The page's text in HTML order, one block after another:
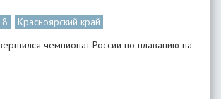
Красноярский край
чемпионат России по плаванию на